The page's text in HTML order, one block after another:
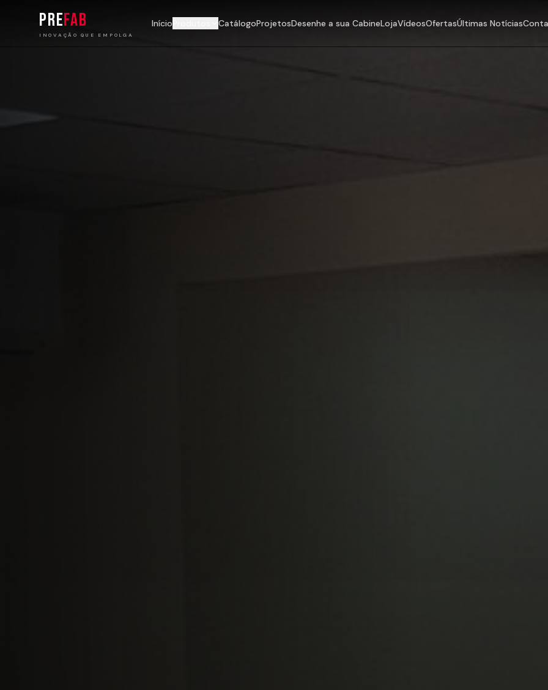
PREFAB
INOVAÇÃO QUE EMPOLGA
Início CatálogoProjetosDesenhe a sua CabineLojaVídeosOfertasÚltimas Notícias